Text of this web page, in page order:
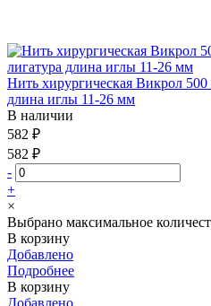
Нить хирургическая Викрол
длина иглы 11-26 мм
В наличии
582 ₽
582 ₽
-
+
×
Выбрано максимальное
В корзину
Добавлено
Подробнее
В корзину
Добавлено